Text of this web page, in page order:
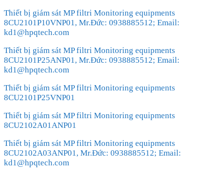
Thiết bị giám sát MP filtri Monitoring equipments
8CU2101P10VNP01, Mr.Đức: 0938885512; Email:
kd1@hpqtech.com
Thiết bị giám sát MP filtri Monitoring equipments
8CU2101P25ANP01, Mr.Đức: 0938885512; Email:
kd1@hpqtech.com
Thiết bị giám sát MP filtri Monitoring equipments
8CU2101P25VNP01
Thiết bị giám sát MP filtri Monitoring equipments
8CU2102A01ANP01
Thiết bị giám sát MP filtri Monitoring equipments
8CU2102A03ANP01, Mr.Đức: 0938885512; Email:
kd1@hpqtech.com